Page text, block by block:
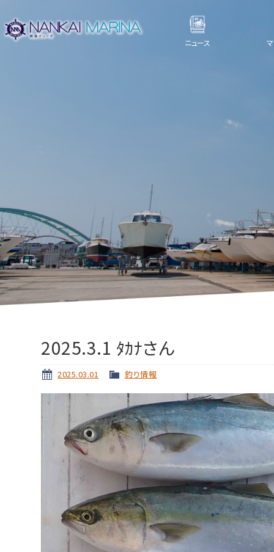
ニュース
2025.3.1 ﾀｶﾅさん
2025.03.01 釣り情報